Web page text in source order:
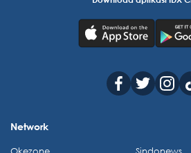
Network